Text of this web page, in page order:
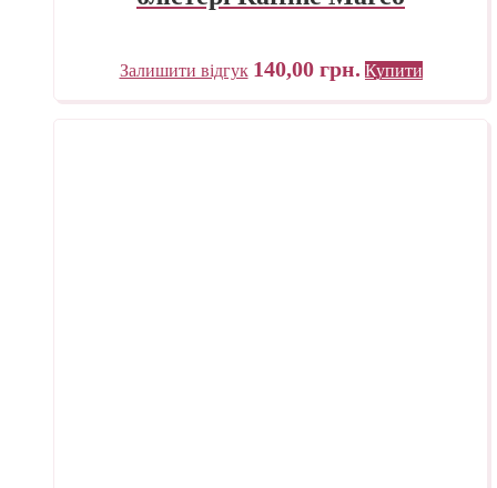
Залишити відгук 140,00 грн. Купити